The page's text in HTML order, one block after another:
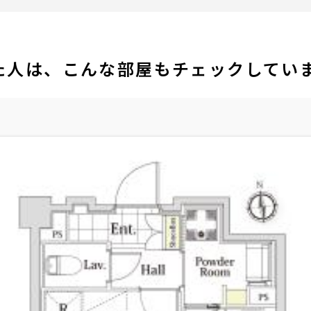
は、こんな部屋もチェックしてい